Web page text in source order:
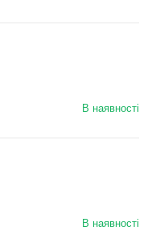
В наявності
В наявності